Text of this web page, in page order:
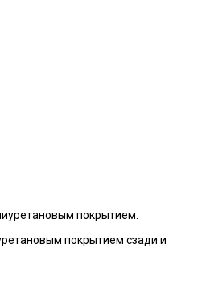
покрытием.
покрытием сзади и